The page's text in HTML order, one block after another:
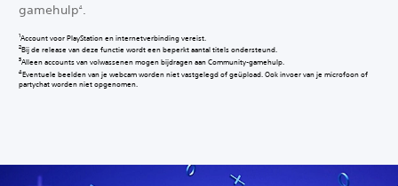
gamehulp 4 ‎.‎
Account voor PlayStation en internetverbinding vereist.‎
Bij de release van deze functie wordt een beperkt aantal titels ondersteund.
Alleen accounts van volwassenen mogen bijdragen aan Community-gamehulp.‎
Eventuele beelden van je webcam worden niet vastgelegd of geüpload. Ook invoer van je microfoon of
partychat worden niet opgenomen.